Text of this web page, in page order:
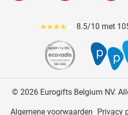
Gemiddeld8.5/10 met
© 2026 Eurogifts Belgium NV.
Algemene voorwaarden Privacy